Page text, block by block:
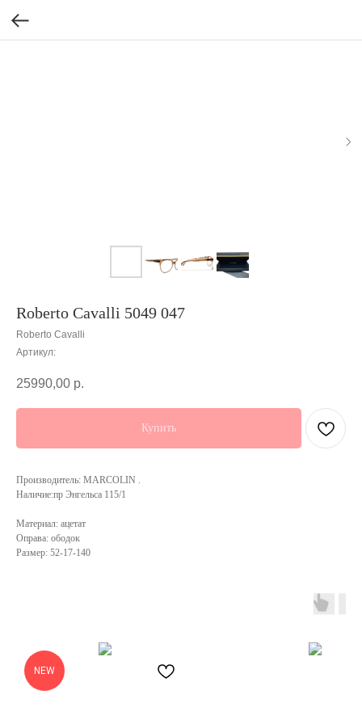
Roberto Cavalli 5049 047
Roberto Cavalli
Артикул:
25990,00 р.
Купить
Производитель: MARCOLIN .
Наличие:пр Энгельса 115/1
Материал: ацетат
Оправа: ободок
Размер: 52-17-140
NEW